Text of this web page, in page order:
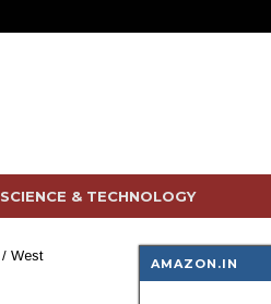
SCIENCE & TECHNOLOGY
/ West
AMAZON.IN